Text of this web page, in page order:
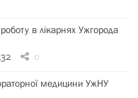
в лікарнях Ужгорода
0
медицини УжНУ